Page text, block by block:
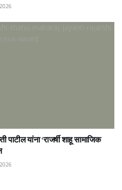
पाटील यांना ‘राजर्षी शाहू सामाजिक